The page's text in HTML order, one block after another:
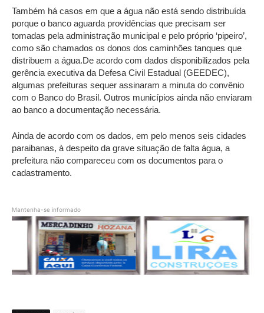
Também há casos em que a água não está sendo distribuída
porque o banco aguarda providências que precisam ser
tomadas pela administração municipal e pelo próprio ‘pipeiro’,
como são chamados os donos dos caminhões tanques que
distribuem a água.De acordo com dados disponibilizados pela
gerência executiva da Defesa Civil Estadual (GEEDEC),
algumas prefeituras sequer assinaram a minuta do convênio
com o Banco do Brasil. Outros municípios ainda não enviaram
ao banco a documentação necessária.
Ainda de acordo com os dados, em pelo menos seis cidades
paraibanas, à despeito da grave situação de falta água, a
prefeitura não compareceu com os documentos para o
cadastramento.
Mantenha-se informado